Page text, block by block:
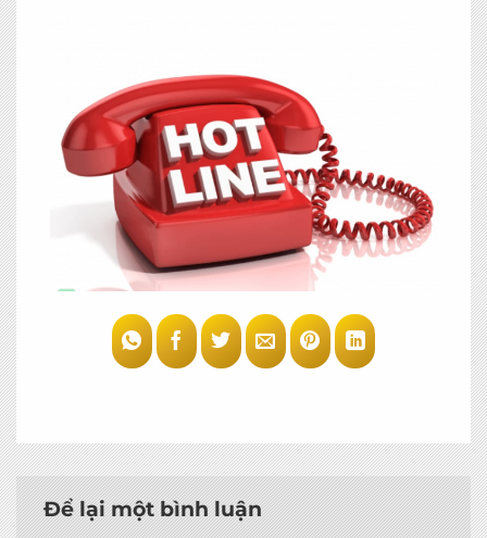
Để lại một bình luận